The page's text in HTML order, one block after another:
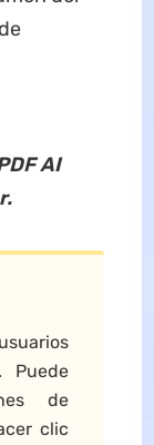
AI
Puede
de
clic